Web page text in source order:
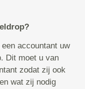
accountant uw
Dit moet u van
zodat zij ook
wat zij nodig